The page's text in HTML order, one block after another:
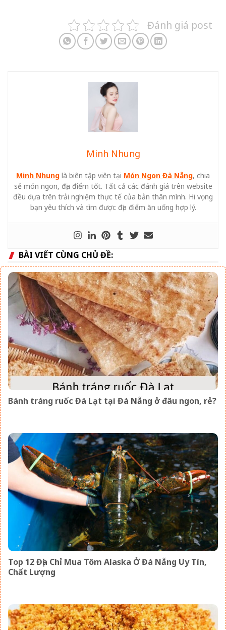
Đánh giá post
Minh Nhung
Minh Nhung là biên tập viên tại Món Ngon Đà Nẵng, chia
sẻ món ngon, địa điểm tốt. Tất cả các đánh giá trên website
đều dựa trên trải nghiệm thực tế của bản thân mình. Hi vọng
bạn yêu thích và tìm được địa điểm ăn uống hợp lý.
BÀI VIẾT CÙNG CHỦ ĐỀ:
Bánh tráng ruốc Đà Lạt tại Đà Nẵng ở đâu ngon, rẻ?
Top 12 Địa Chỉ Mua Tôm Alaska Ở Đà Nẵng Uy Tín,
Chất Lượng